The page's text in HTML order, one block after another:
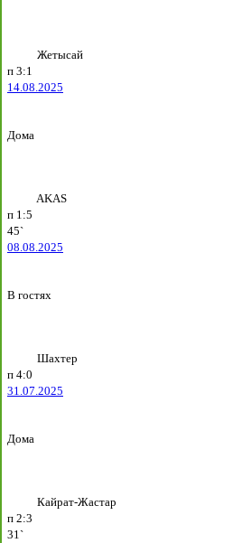
Жетысай
п 3:1
14.08.2025
Дома
AKAS
п 1:5
45`
08.08.2025
В гостях
Шахтер
п 4:0
31.07.2025
Дома
Кайрат-Жастар
п 2:3
31`